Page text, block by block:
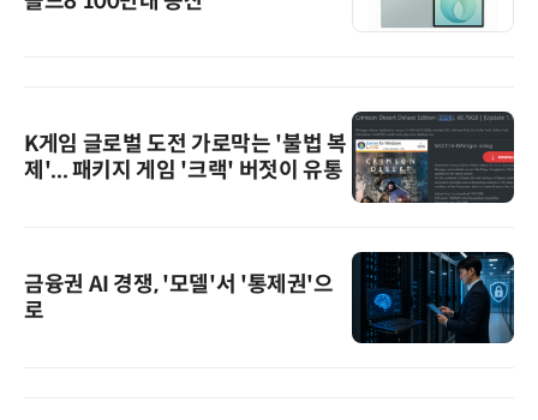
K게임 글로벌 도전 가로막는 '불법 복
제'... 패키지 게임 '크랙' 버젓이 유통
금융권 AI 경쟁, '모델'서 '통제권'으
로